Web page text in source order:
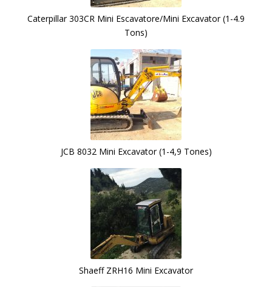
Caterpillar 303CR Mini Escavatore/Mini Excavator (1-4.9
Tons)
JCB 8032 Mini Excavator (1-4,9 Tones)
Shaeff ZRH16 Mini Excavator